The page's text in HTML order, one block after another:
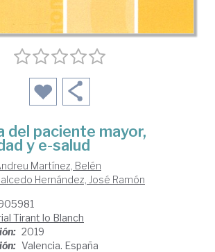
del paciente mayor,
y e-salud
Martínez, Belén
Hernández, José Ramón
Tirant lo Blanch
2019
Valencia. España